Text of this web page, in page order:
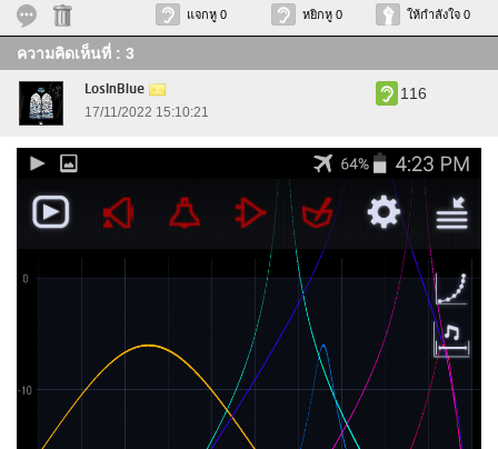
แจกหู 0 หยิกหู 0 ให้กำลังใจ 0
ความคิดเห็นที่ : 3
LosInBlue
17/11/2022 15:10:21
116